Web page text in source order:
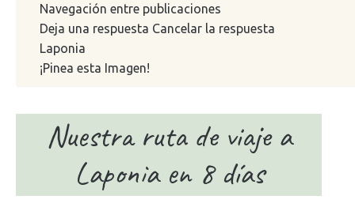
Navegación entre publicaciones
Deja una respuesta Cancelar la respuesta
Laponia
¡Pinea esta Imagen!
Nuestra ruta de viaje a
Laponia en 8 días